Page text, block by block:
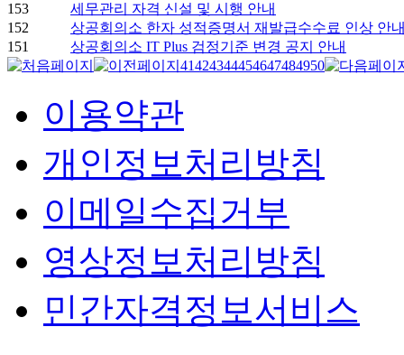
153
세무관리 자격 신설 및 시행 안내
152
상공회의소 한자 성적증명서 재발급수수료 인상 안
151
상공회의소 IT Plus 검정기준 변경 공지 안내
41424344454647484950
이용약관
개인정보처리방침
이메일수집거부
영상정보처리방침
민간자격정보서비스